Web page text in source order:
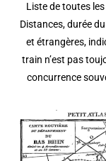
Liste de toutes
Distances, durée
et étrangères,
train n’est pas
concurrence